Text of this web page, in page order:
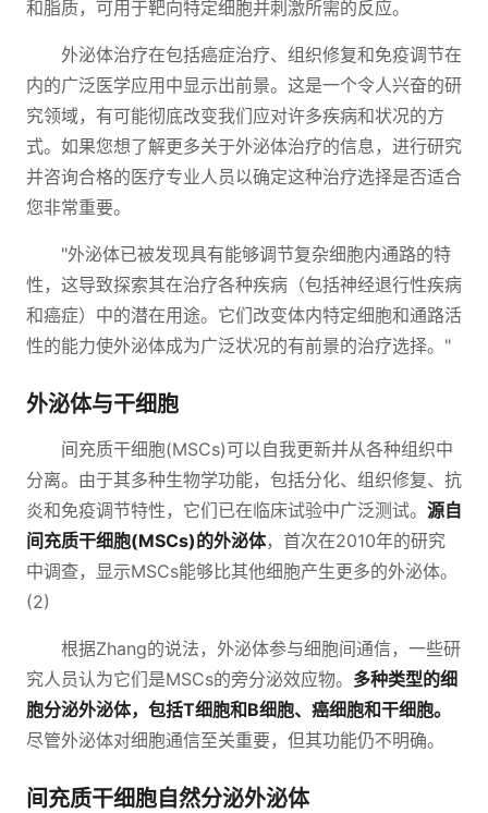
和脂质，可用于靶向特定细胞并刺激所需的反应。
外泌体治疗在包括癌症治疗、组织修复和免疫调节在
内的广泛医学应用中显示出前景。这是一个令人兴奋的研
究领域，有可能彻底改变我们应对许多疾病和状况的方
式。如果您想了解更多关于外泌体治疗的信息，进行研究
并咨询合格的医疗专业人员以确定这种治疗选择是否适合
您非常重要。
"外泌体已被发现具有能够调节复杂细胞内通路的特
性，这导致探索其在治疗各种疾病（包括神经退行性疾病
和癌症）中的潜在用途。它们改变体内特定细胞和通路活
性的能力使外泌体成为广泛状况的有前景的治疗选择。"
外泌体与干细胞
间充质干细胞(MSCs)可以自我更新并从各种组织中
分离。由于其多种生物学功能，包括分化、组织修复、抗
炎和免疫调节特性，它们已在临床试验中广泛测试。 源自
间充质干细胞(MSCs)的外泌体，首次在2010年的研究
中调查，显示MSCs能够比其他细胞产生更多的外泌体。
(2)
根据Zhang的说法，外泌体参与细胞间通信，一些研
究人员认为它们是MSCs的旁分泌效应物。 多种类型的细
胞分泌外泌体，包括T细胞和B细胞、癌细胞和干细胞。
尽管外泌体对细胞通信至关重要，但其功能仍不明确。
间充质干细胞自然分泌外泌体